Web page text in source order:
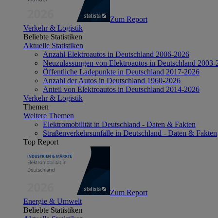
Zum Report
Verkehr & Logistik
Beliebte Statistiken
Aktuelle Statistiken
Anzahl Elektroautos in Deutschland 2006-2026
Neuzulassungen von Elektroautos in Deutschland 2003-
Öffentliche Ladepunkte in Deutschland 2017-2026
Anzahl der Autos in Deutschland 1960-2026
Anteil von Elektroautos in Deutschland 2014-2026
Verkehr & Logistik
Themen
Weitere Themen
Elektromobilität in Deutschland - Daten & Fakten
Straßenverkehrsunfälle in Deutschland - Daten & Fakten
Top Report
Zum Report
Energie & Umwelt
Beliebte Statistiken